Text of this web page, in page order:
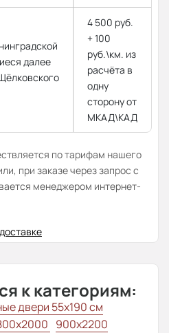
далее
4 500 руб.
+ 100
руб.\км. из
расчёта в
одну
сторону от
МКАД\КАД
по тарифам нашего
при заказе через запрос с
менеджером интернет-
к категориям:
двери 55х190 см
900x2200